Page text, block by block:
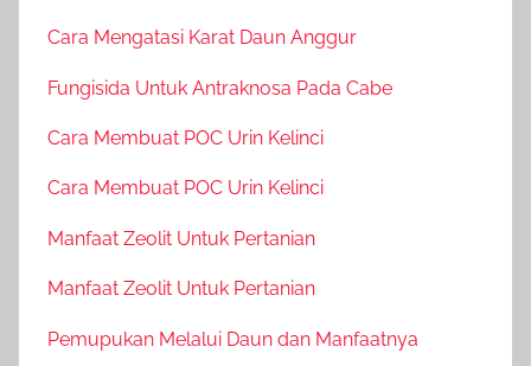
Cara Mengatasi Karat Daun Anggur
Fungisida Untuk Antraknosa Pada Cabe
Cara Membuat POC Urin Kelinci
Cara Membuat POC Urin Kelinci
Manfaat Zeolit Untuk Pertanian
Manfaat Zeolit Untuk Pertanian
Pemupukan Melalui Daun dan Manfaatnya